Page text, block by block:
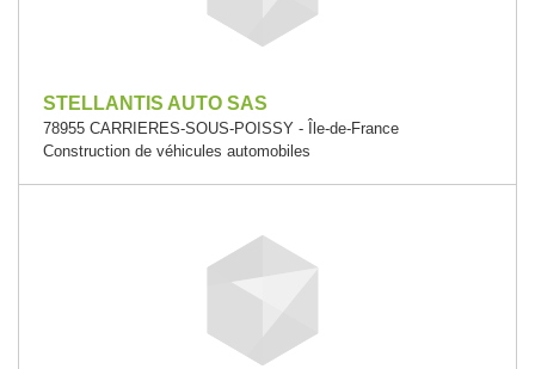
STELLANTIS AUTO SAS
78955 CARRIERES-SOUS-POISSY - Île-de-France
Construction de véhicules automobiles